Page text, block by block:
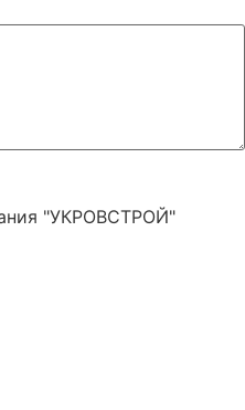
"УКРОВСТРОЙ"